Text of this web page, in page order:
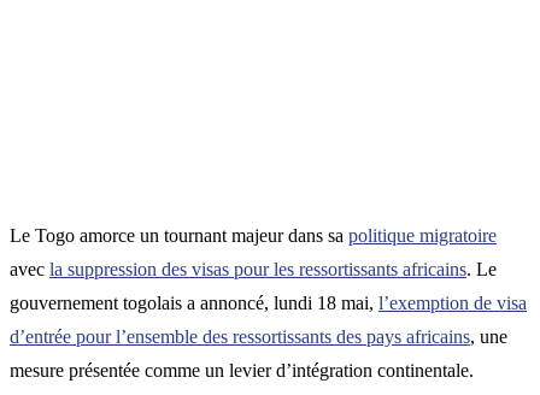
Le Togo amorce un tournant majeur dans sa politique migratoire
avec la suppression des visas pour les ressortissants africains. Le
gouvernement togolais a annoncé, lundi 18 mai, l’exemption de visa
d’entrée pour l’ensemble des ressortissants des pays africains, une
mesure présentée comme un levier d’intégration continentale.